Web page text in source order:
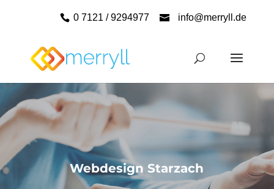
0 7121 / 9294977 info@merryll.de
Webdesign Starzach